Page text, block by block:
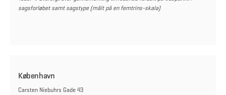
sagsforløbet samt sagstype (målt på en femtrins-skala)
København
Carsten Niebuhrs Gade 43